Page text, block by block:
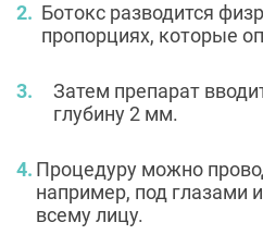
Ботокс разводится
пропорциях, которые
Затем препарат
глубину 2 мм.
Процедуру можно
например, под глазами
всему лицу.